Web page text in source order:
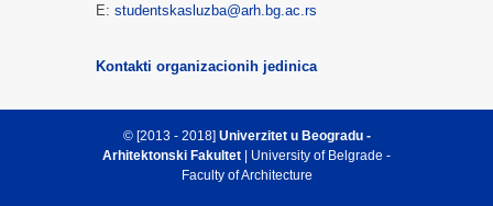
E: studentskasluzba@arh.bg.ac.rs
Kontakti organizacionih jedinica
© [2013 - 2018] Univerzitet u Beogradu -
Arhitektonski Fakultet | University of Belgrade -
Faculty of Architecture